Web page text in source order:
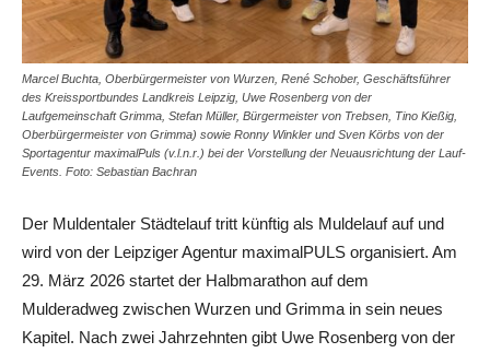
Marcel Buchta, Oberbürgermeister von Wurzen, René Schober, Geschäftsführer
des Kreissportbundes Landkreis Leipzig, Uwe Rosenberg von der
Laufgemeinschaft Grimma, Stefan Müller, Bürgermeister von Trebsen, Tino Kießig,
Oberbürgermeister von Grimma) sowie Ronny Winkler und Sven Körbs von der
Sportagentur maximalPuls (v.l.n.r.) bei der Vorstellung der Neuausrichtung der Lauf-
Events. Foto: Sebastian Bachran
Der Muldentaler Städtelauf tritt künftig als Muldelauf auf und
wird von der Leipziger Agentur maximalPULS organisiert. Am
29. März 2026 startet der Halbmarathon auf dem
Mulderadweg zwischen Wurzen und Grimma in sein neues
Kapitel. Nach zwei Jahrzehnten gibt Uwe Rosenberg von der